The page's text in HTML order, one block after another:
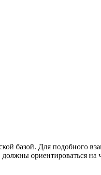
базой. Для подобного
ориентироваться